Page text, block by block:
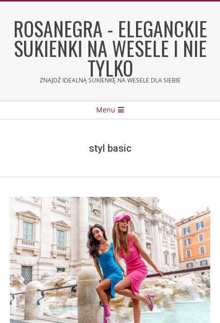
contentROSANEGRA - ELEGANCKIE
SUKIENKI NA WESELE I NIE
TYLKO
ZNAJDŹ IDEALNĄ SUKIENKĘ NA WESELE DLA SIEBIE
Menu
styl basic